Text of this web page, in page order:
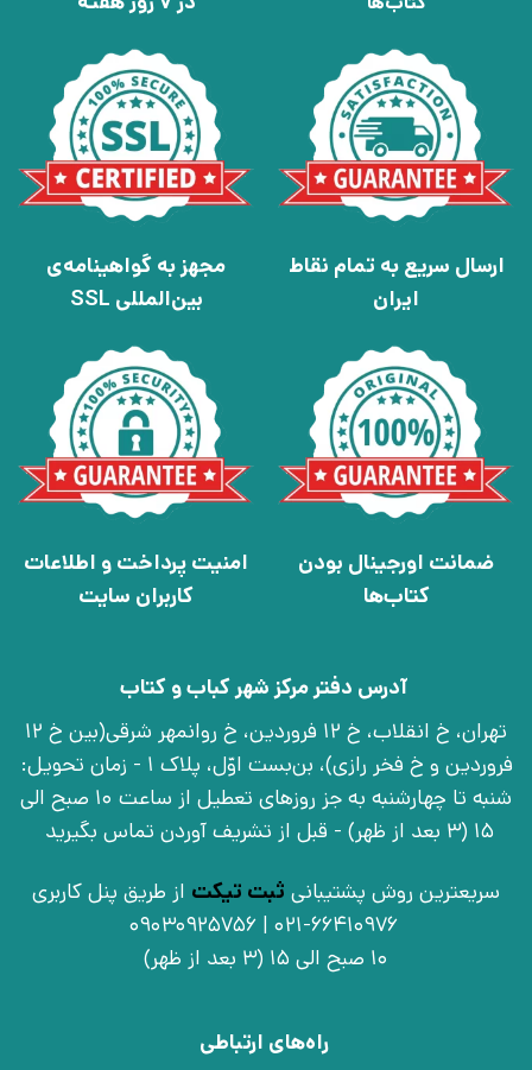
ارسال سریع به تمام نقاط
ایران
مجهز به گواهینامه‌ی
بین‌المللی SSL
ضمانت اورجینال بودن
کتاب‌ها
امنیت پرداخت و اطلاعات
کاربران سایت
آدرس دفتر مرکز شهر کباب و کتاب
تهران، خ انقلاب، خ 12 فروردین، خ روانمهر شرقی(بین خ 12
فروردین و خ فخر رازی)، بن‌بست اوّل، پلاک 1 - زمان تحویل:
شنبه تا چهارشنبه به جز روزهای تعطیل از ساعت 10 صبح الی
15 (3 بعد از ظهر) - قبل از تشریف آوردن تماس بگیرید
سریعترین روش پشتیبانی ثبت تیکت از طریق پنل کاربری
021-66410976 | 09030925756
10 صبح الی 15 (3 بعد از ظهر)
راه‌های ارتباطی